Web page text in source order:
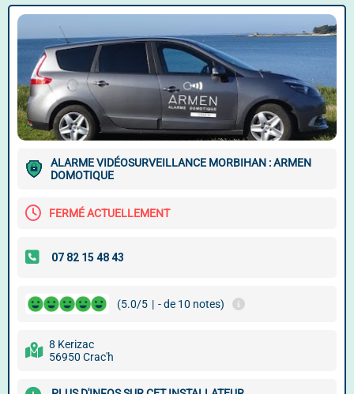
ALARME VIDÉOSURVEILLANCE MORBIHAN : ARMEN
DOMOTIQUE
FERMÉ ACTUELLEMENT
(5.0/5 | - de 10 notes)
8 Kerizac
56950 Crac'h